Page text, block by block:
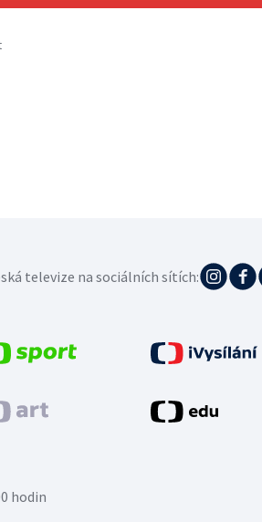
hodin
televize na sociálních sítích: